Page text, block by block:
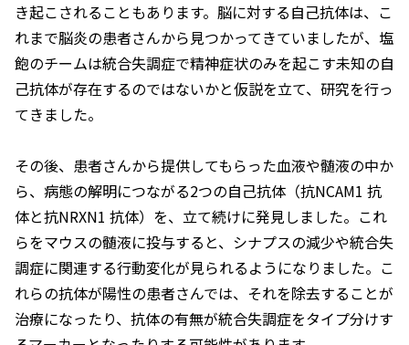
き起こされることもあります。脳に対する自己抗体は、こ
れまで脳炎の患者さんから見つかってきていましたが、塩
飽のチームは統合失調症で精神症状のみを起こす未知の自
己抗体が存在するのではないかと仮説を立て、研究を行っ
てきました。
その後、患者さんから提供してもらった血液や髄液の中か
ら、病態の解明につながる2つの自己抗体（抗NCAM1 抗
体と抗NRXN1 抗体）を、立て続けに発見しました。これ
らをマウスの髄液に投与すると、シナプスの減少や統合失
調症に関連する行動変化が見られるようになりました。こ
れらの抗体が陽性の患者さんでは、それを除去することが
治療になったり、抗体の有無が統合失調症をタイプ分けす